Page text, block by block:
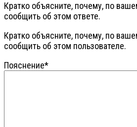
Кратко объясните, почему, по
сообщить об этом ответе.
Кратко объясните, почему, по
сообщить об этом пользователе.
Пояснение*